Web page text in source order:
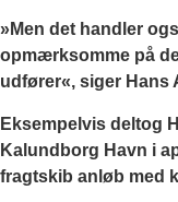
»Men det handler
opmærksomme på
udfører«, siger Hans
Eksempelvis deltog
Kalundborg Havn i
fragtskib anløb med